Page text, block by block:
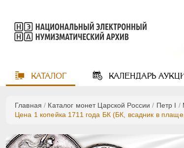
КАТАЛОГ КАЛЕНДАРЬ
Главная / Каталог монет Царской России / Пeтр I /
Цена 1 копейка 1711 года БК (БК, всадник в